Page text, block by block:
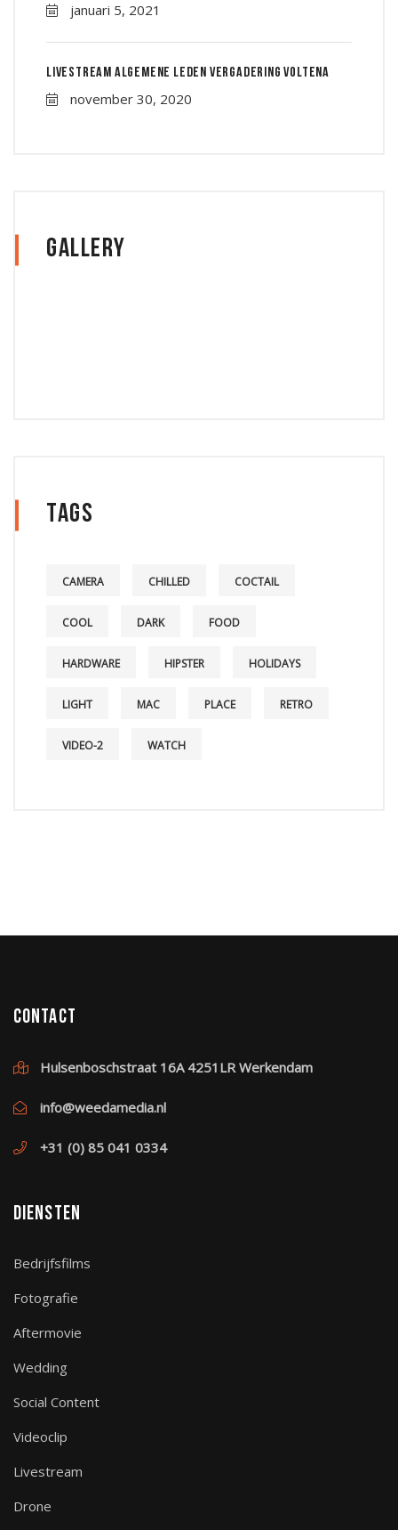
januari 5, 2021
Livestream Algemene leden vergadering Voltena
november 30, 2020
Gallery
Tags
CAMERA CHILLED COCTAIL
COOL DARK FOOD
HARDWARE HIPSTER HOLIDAYS
LIGHT MAC PLACE RETRO
VIDEO-2 WATCH
Contact
Hulsenboschstraat 16A 4251LR Werkendam
info@weedamedia.nl
+31 (0) 85 041 0334
Diensten
Bedrijfsfilms
Fotografie
Aftermovie
Wedding
Social Content
Videoclip
Livestream
Drone